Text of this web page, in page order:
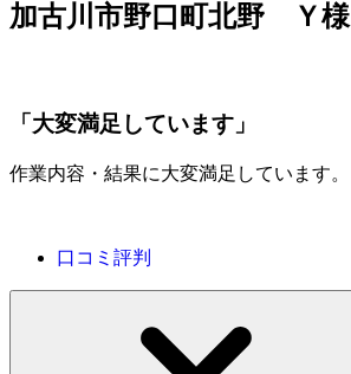
加古川市野口町北野 Ｙ様
「大変満足しています」
作業内容・結果に大変満足しています。
口コミ評判